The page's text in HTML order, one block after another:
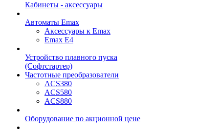
Кабинеты - аксессуары
Автоматы Emax
Аксессуары к Emax
Emax E4
Устройство плавного пуска
(Софтстартер)
Частотные преобразователи
ACS380
ACS580
ACS880
Оборудование по акционной цене